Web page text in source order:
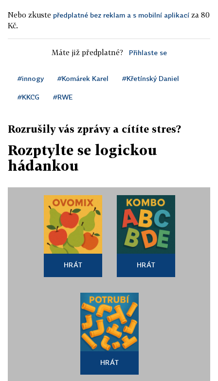
Nebo zkuste předplatné bez reklam a s mobilní aplikací za 80
Kč.
Máte již předplatné? Přihlaste se
#innogy #Komárek Karel #Křetínský Daniel
#KKCG #RWE
Rozrušily vás zprávy a cítíte stres?
Rozptylte se logickou
hádankou
HRÁT HRÁT
HRÁT